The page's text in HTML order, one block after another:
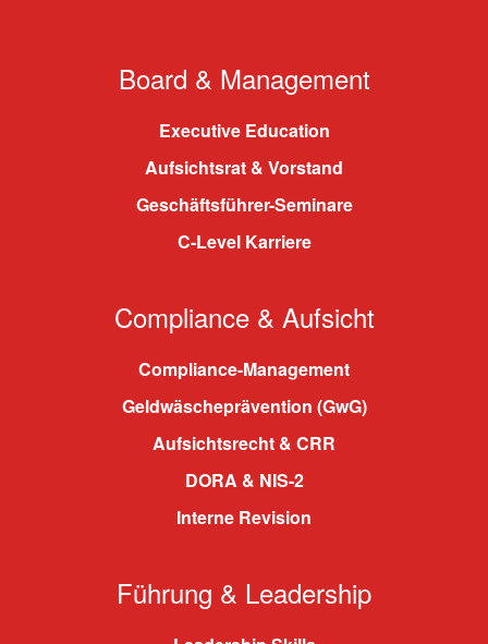
Board & Management
Executive Education
Aufsichtsrat & Vorstand
Geschäftsführer-Seminare
C-Level Karriere
Compliance & Aufsicht
Compliance-Management
Geldwäscheprävention (GwG)
Aufsichtsrecht & CRR
DORA & NIS-2
Interne Revision
Führung & Leadership